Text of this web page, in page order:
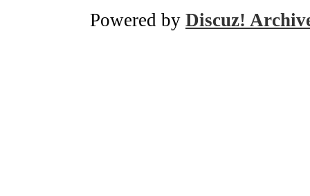
Powered by Discuz!